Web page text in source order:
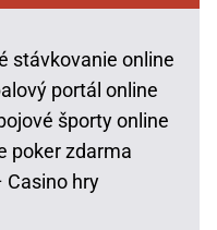
stávkovanie online
portál online
športy online
poker zdarma
Casino hry